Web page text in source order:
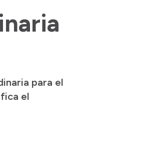
para el
el